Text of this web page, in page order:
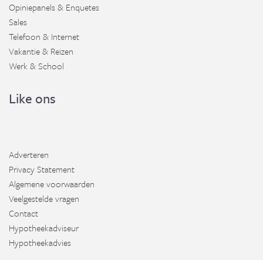
Opiniepanels & Enquetes
Sales
Telefoon & Internet
Vakantie & Reizen
Werk & School
Like ons
Adverteren
Privacy Statement
Algemene voorwaarden
Veelgestelde vragen
Contact
Hypotheekadviseur
Hypotheekadvies